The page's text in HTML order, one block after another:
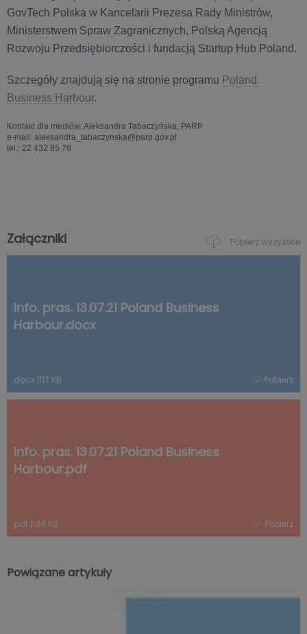
GovTech Polska w Kancelarii Prezesa Rady Ministrów,
Ministerstwem Spraw Zagranicznych, Polską Agencją
Rozwoju Przedsiębiorczości i fundacją Startup Hub Poland.
Szczegóły znajdują się na stronie programu Poland.
Business Harbour.
Kontakt dla mediów: Aleksandra Tabaczyńska, PARP
e-mail: aleksandra_tabaczynska@parp.gov.pl
tel.: 22 432 85 78
Załączniki Pobierz wszystkie
Info. pras. 13.07.21 Poland Business
Harbour.docx
docx |117 KB Pobierz
Info. pras. 13.07.21 Poland Business
Harbour.pdf
pdf |184 KB Pobierz
Powiązane artykuły